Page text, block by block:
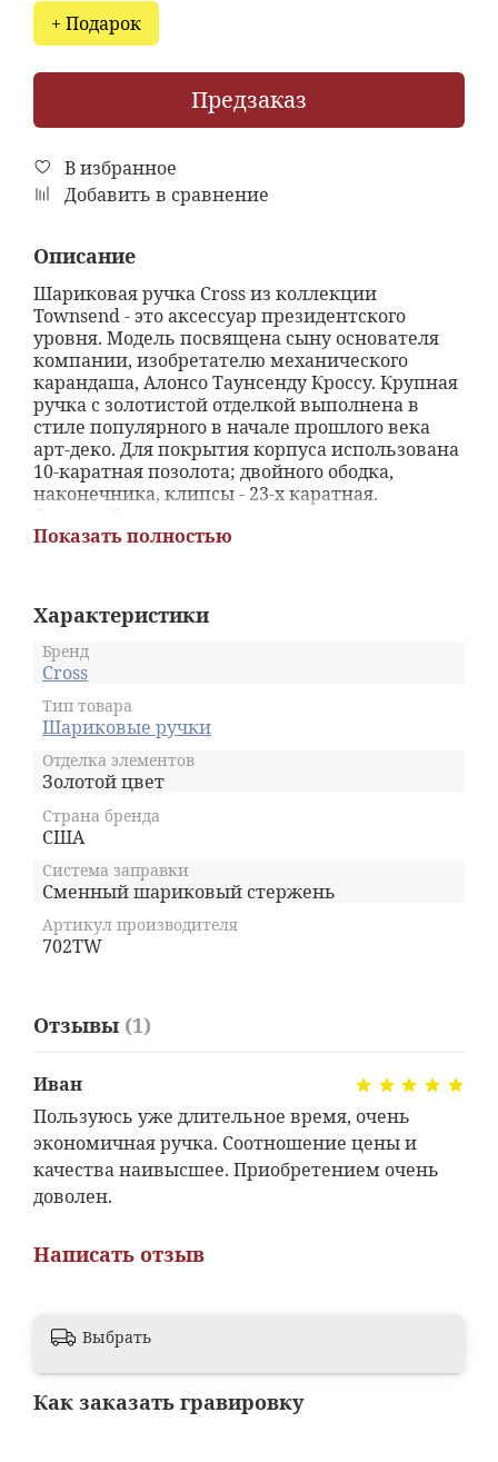
+ Подарок
Предзаказ
В избранное
Добавить в сравнение
Описание
Шариковая ручка Cross из коллекции
Townsend - это аксессуар президентского
уровня. Модель посвящена сыну основателя
компании, изобретателю механического
карандаша, Алонсо Таунсенду Кроссу. Крупная
ручка с золотистой отделкой выполнена в
стиле популярного в начале прошлого века
арт-деко. Для покрытия корпуса использована
10-каратная позолота; двойного ободка,
наконечника, клипсы - 23-х каратная.
Стальной стержень, специальные чернила
сделают процесс письма медитативным и
подарочная упаковка класса "люкс".
Показать полностью
Характеристики
Бренд
Cross
Тип товара
Шариковые ручки
Отделка элементов
Золотой цвет
Страна бренда
США
Система заправки
Сменный шариковый стержень
Артикул производителя
702TW
Отзывы (1)
Иван
Пользуюсь уже длительное время, очень
экономичная ручка. Соотношение цены и
качества наивысшее. Приобретением очень
доволен.
Написать отзыв
Выбрать
Как заказать гравировку